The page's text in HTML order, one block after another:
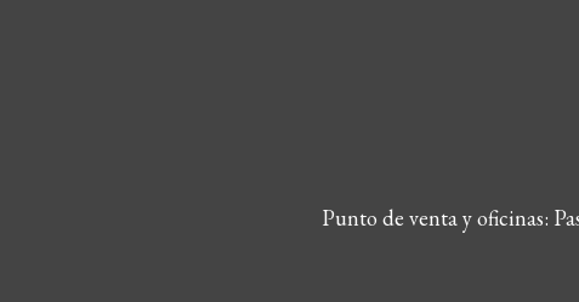
Punto de venta y oficinas: